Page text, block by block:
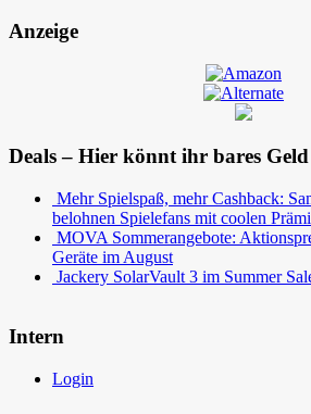
Anzeige
Deals – Hier könnt ihr bares
Mehr Spielspaß, mehr Cashback:
belohnen Spielefans mit coolen
MOVA Sommerangebote:
Geräte im August
Jackery SolarVault 3 im Summer
Intern
Login